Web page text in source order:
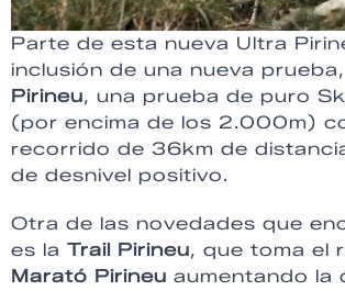
Parte de esta nueva Ultra
inclusión de una nueva
Pirineu, una prueba de puro
(por encima de los 2.000m)
recorrido de 36km de
de desnivel positivo.
Otra de las novedades que
es la Trail Pirineu, que toma el
Marató Pirineu aumentando la